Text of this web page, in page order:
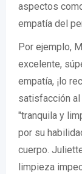
aspectos
empatía del
Por ejemplo,
excelente,
empatía, ¡lo
satisfacción al
"tranquila y
por su
cuerpo.
limpieza